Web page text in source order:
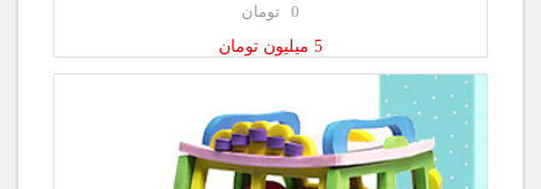
0 تومان
5 میلیون تومان